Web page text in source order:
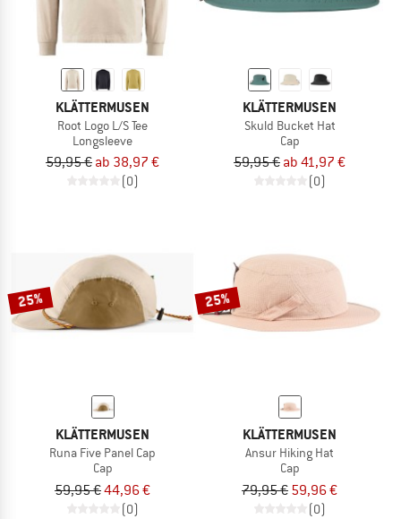
KLÄTTERMUSEN
Root Logo L/S Tee
Longsleeve
59,95 € ab 38,97 €
(0)
KLÄTTERMUSEN
Skuld Bucket Hat
Cap
59,95 € ab 41,97 €
(0)
25%
KLÄTTERMUSEN
Runa Five Panel Cap
Cap
59,95 €44,96 €
(0)
25%
KLÄTTERMUSEN
Ansur Hiking Hat
Cap
79,95 € 59,96 €
(0)